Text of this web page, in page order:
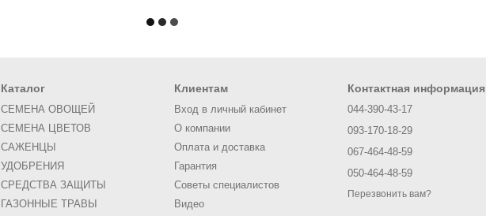
Каталог
СЕМЕНА ОВОЩЕЙ
СЕМЕНА ЦВЕТОВ
САЖЕНЦЫ
УДОБРЕНИЯ
СРЕДСТВА ЗАЩИТЫ
ГАЗОННЫЕ ТРАВЫ
Клиентам
Вход в личный кабинет
О компании
Оплата и доставка
Гарантия
Советы специалистов
Видео
Контактная информация
044-390-43-17
093-170-18-29
067-464-48-59
050-464-48-59
Перезвонить вам?